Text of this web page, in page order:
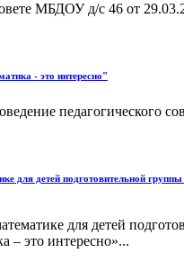
МБДОУ д/с 46 от
- это интересно"
педагогического
для детей подготовительной
для детей
– это интересно»...